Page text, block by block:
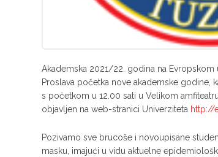
Akademska 2021/22. godina na Evropskom
Proslava početka nove akademske godine,
s početkom u 12.00 sati u Velikom
objavljen na web-stranici Univerziteta http://
Pozivamo sve brucoše i novoupisane
masku, imajući u vidu aktuelne